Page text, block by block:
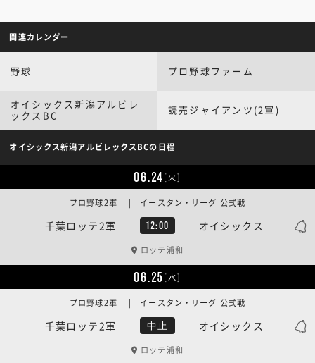
関連カレンダー
野球 プロ野球ファーム
オイシックス新潟アルビレ
ックスBC
読売ジャイアンツ(2軍)
オイシックス新潟アルビレックスBCの日程
06.24[火]
千葉ロッテ2軍 12:00 オイシックス
プロ野球2軍 | イースタン・リーグ 公式戦
ロッテ浦和
06.25[水]
千葉ロッテ2軍 中止 オイシックス
プロ野球2軍 | イースタン・リーグ 公式戦
ロッテ浦和